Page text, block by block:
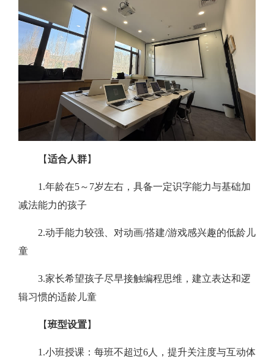
【适合人群】
1.年龄在5～7岁左右，具备一定识字能力与基础加
减法能力的孩子
2.动手能力较强、对动画/搭建/游戏感兴趣的低龄儿
童
3.家长希望孩子尽早接触编程思维，建立表达和逻
辑习惯的适龄儿童
【班型设置】
1.小班授课：每班不超过6人，提升关注度与互动体